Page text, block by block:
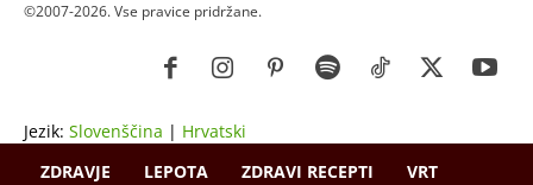
©2007-2026. Vse pravice pridržane.
Jezik: Slovenščina | Hrvatski
ZDRAVJE
LEPOTA ZDRAVI RECEPTI VRT